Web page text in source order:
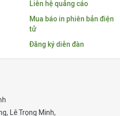
Liên hệ quảng cáo
Mua báo in phiên bản điện
tử
Đăng ký diễn đàn
, Lê Trọng Minh,